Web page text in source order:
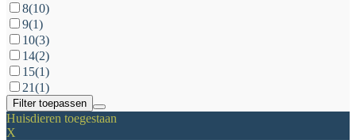
8(10)
9(1)
10(3)
14(2)
15(1)
21(1)
Filter toepassen
Huisdieren toegestaan
X